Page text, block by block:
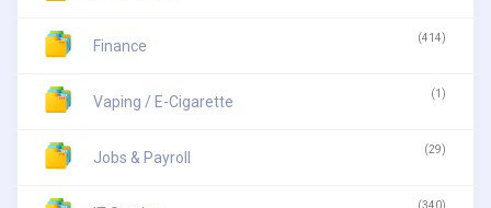
Finance (414)
Vaping / E-Cigarette (1)
Jobs & Payroll (29)
(340)